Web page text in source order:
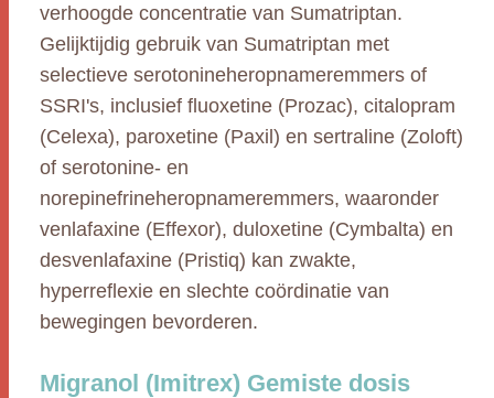
verhoogde concentratie van Sumatriptan.
Gelijktijdig gebruik van Sumatriptan met
selectieve serotonineheropnameremmers of
SSRI's, inclusief fluoxetine (Prozac), citalopram
(Celexa), paroxetine (Paxil) en sertraline (Zoloft)
of serotonine- en
norepinefrineheropnameremmers, waaronder
venlafaxine (Effexor), duloxetine (Cymbalta) en
desvenlafaxine (Pristiq) kan zwakte,
hyperreflexie en slechte coördinatie van
bewegingen bevorderen.
Migranol (Imitrex) Gemiste dosis